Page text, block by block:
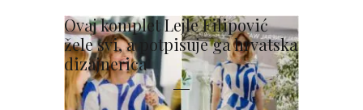
Ovaj komplet Lejle Filipović
žele svi, a potpisuje ga hrvatska
dizajnerica